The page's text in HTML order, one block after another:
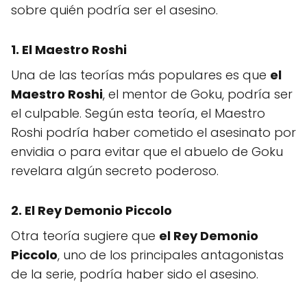
sobre quién podría ser el asesino.
1. El Maestro Roshi
Una de las teorías más populares es que el
Maestro Roshi, el mentor de Goku, podría ser
el culpable. Según esta teoría, el Maestro
Roshi podría haber cometido el asesinato por
envidia o para evitar que el abuelo de Goku
revelara algún secreto poderoso.
2. El Rey Demonio Piccolo
Otra teoría sugiere que el Rey Demonio
Piccolo, uno de los principales antagonistas
de la serie, podría haber sido el asesino.